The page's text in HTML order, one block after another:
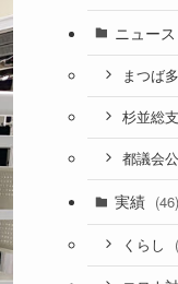
ニュース
まつば
杉並総
都議会
実績 (46)
くらし